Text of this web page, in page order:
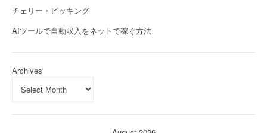
チェリー・ピッキング
AIツールで自動収入をネットで稼ぐ方法
Archives